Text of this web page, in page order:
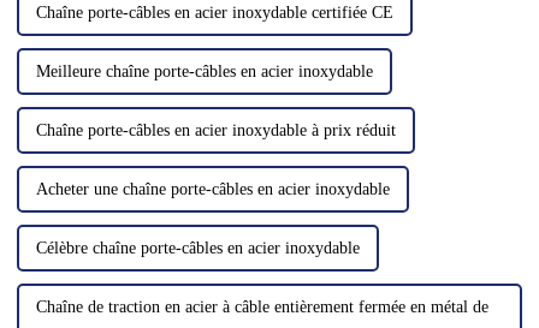
Chaîne porte-câbles en acier inoxydable certifiée CE
Meilleure chaîne porte-câbles en acier inoxydable
Chaîne porte-câbles en acier inoxydable à prix réduit
Acheter une chaîne porte-câbles en acier inoxydable
Célèbre chaîne porte-câbles en acier inoxydable
Chaîne de traction en acier à câble entièrement fermée en métal de